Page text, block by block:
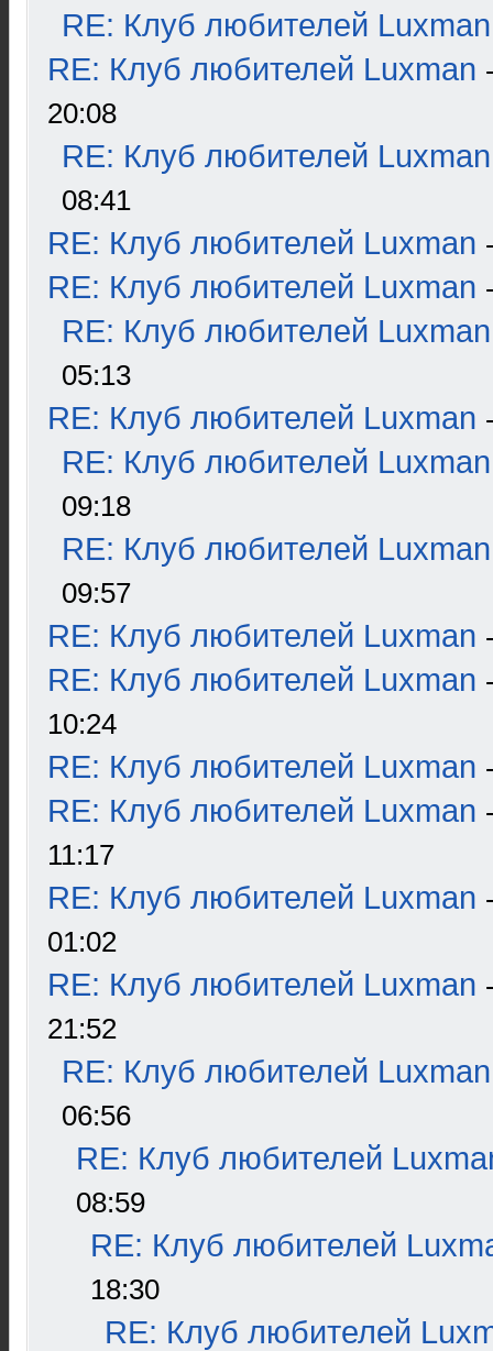
RE: Клуб любителей Luxman
RE: Клуб любителей Luxman
20:08
RE: Клуб любителей Luxman
08:41
RE: Клуб любителей Luxman
RE: Клуб любителей Luxman
RE: Клуб любителей Luxman
05:13
RE: Клуб любителей Luxman
RE: Клуб любителей Luxman
09:18
RE: Клуб любителей Luxman
09:57
RE: Клуб любителей Luxman
RE: Клуб любителей Luxman
10:24
RE: Клуб любителей Luxman
RE: Клуб любителей Luxman
11:17
RE: Клуб любителей Luxman
01:02
RE: Клуб любителей Luxman
21:52
RE: Клуб любителей Luxman
06:56
RE: Клуб любителей
08:59
RE: Клуб любителей
18:30
RE: Клуб любителей